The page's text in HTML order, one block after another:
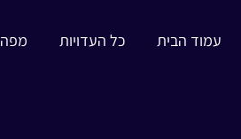
עמוד הבית כל העדויות מפה